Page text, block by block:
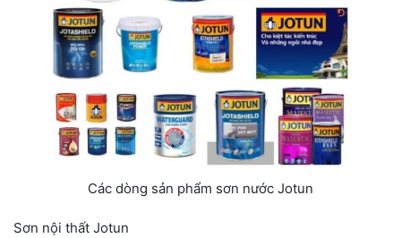
Các dòng sản phẩm sơn nước Jotun
Sơn nội thất Jotun